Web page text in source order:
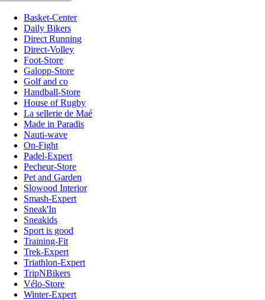
Basket-Center
Daily Bikers
Direct Running
Direct-Volley
Foot-Store
Galopp-Store
Golf and co
Handball-Store
House of Rugby
La sellerie de Maé
Made in Paradis
Nauti-wave
On-Fight
Padel-Expert
Pecheur-Store
Pet and Garden
Slowood Interior
Smash-Expert
Sneak'In
Sneakids
Sport is good
Training-Fit
Trek-Expert
Triathlon-Expert
TripNBikers
Vélo-Store
Winter-Expert